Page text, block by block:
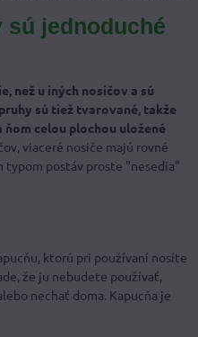
sú jednoduché
než u iných nosičov a sú
sú tiež tvarované, takže
ňom celou plochou uložené
viaceré nosiče majú rovné
postáv proste "nesedia"
ktorú pri používaní nosíte
že ju nebudete používať,
nechať doma. Kapucňa je